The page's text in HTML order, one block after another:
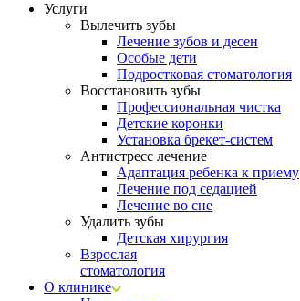
Услуги
Вылечить зубы
Лечение зубов и десен
Особые дети
Подростковая стоматология
Восстановить зубы
Профессиональная чистка
Детские коронки
Установка брекет-систем
Антистресс лечение
Адаптация ребенка к приему
Лечение под седацией
Лечение во сне
Удалить зубы
Детская хирургия
Взрослая
стоматология
О клинике